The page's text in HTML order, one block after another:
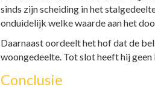
sinds zijn scheiding in het
onduidelijk welke waarde aan het
Daarnaast oordeelt het hof dat de
woongedeelte. Tot slot heeft hij
Conclusie